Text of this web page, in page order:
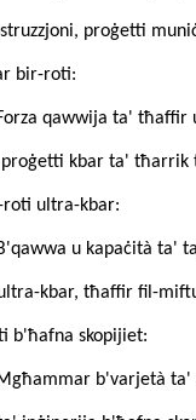
proġetti
bir-roti:
qawwija ta'
kbar ta'
ultra-kbar:
u kapaċità ta'
kbar, tħaffir fil-
b'ħafna skopijiet:
b'varjetà ta'